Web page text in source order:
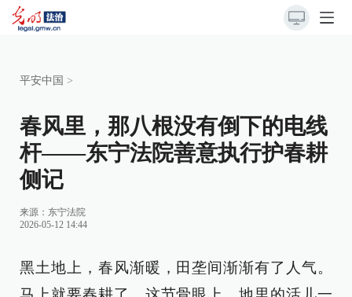
平安中国 >
春风里，那八根没有倒下的电线
杆——东宁法院善意执行护春耕
侧记
来源： 东宁法院
2026-05-12 14:44
黑土地上，春风渐暖，田垄间渐渐有了人气。